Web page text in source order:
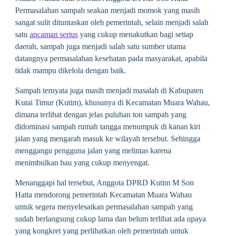
Permasalahan sampah seakan menjadi momok yang masih
sangat sulit dituntaskan oleh pemerintah, selain menjadi salah
satu ancaman serius yang cukup menakutkan bagi setiap
daerah, sampah juga menjadi salah satu sumber utama
datangnya permasalahan kesehatan pada masyarakat, apabila
tidak mampu dikelola dengan baik.
Sampah ternyata juga masih menjadi masalah di Kabupaten
Kutai Timur (Kutim), khusunya di Kecamatan Muara Wahau,
dimana terlihat dengan jelas puluhan ton sampah yang
didominasi sampah rumah tangga menumpuk di kanan kiri
jalan yang mengarah masuk ke wilayah tersebut. Sehingga
menggangu pengguna jalan yang melintas karena
menimbulkan bau yang cukup menyengat.
Menanggapi hal tersebut, Anggota DPRD Kutim M Son
Hatta mendorong pemerintah Kecamatan Muara Wahau
untuk segera menyelesaikan permasalahan sampah yang
sudah berlangsung cukup lama dan belum terlihat ada upaya
yang kongkret yang perlihatkan oleh pemerintah untuk